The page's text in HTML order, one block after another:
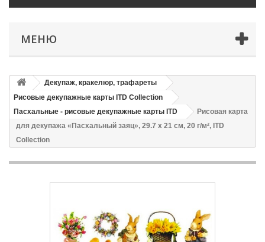
МЕНЮ
Декупаж, кракелюр, трафареты
Рисовые декупажные карты ITD Collection
Пасхальные - рисовые декупажные карты ITD
Рисовая карта
для декупажа «Пасхальный заяц», 29.7 x 21 см, 20 г/м², ITD
Collection